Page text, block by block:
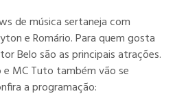
de música sertaneja com
e Romário. Para quem gosta
Belo são as principais atrações.
e MC Tuto também vão se
a programação: